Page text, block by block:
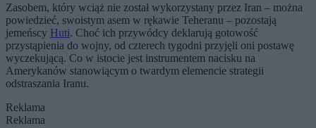
Zasobem, który wciąż nie został wykorzystany przez Iran – można
powiedzieć, swoistym asem w rękawie Teheranu – pozostają
jemeńscy Huti. Choć ich przywódcy deklarują gotowość
przystąpienia do wojny, od czterech tygodni przyjęli oni postawę
wyczekującą. Co w istocie jest instrumentem nacisku na
Amerykanów stanowiącym o twardym elemencie strategii
odstraszania Iranu.
Reklama
Reklama